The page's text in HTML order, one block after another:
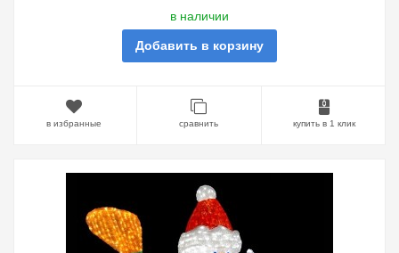
в наличии
Добавить в корзину
в избранные сравнить купить в 1 клик